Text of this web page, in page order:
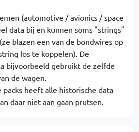
(automotive / avionics / space
data bij en kunnen soms "strings"
blazen een van de bondwires op
los te koppelen). De
bijvoorbeeld gebruikt de zelfde
de wagen.
packs heeft alle historische data
daar niet aan gaan prutsen.